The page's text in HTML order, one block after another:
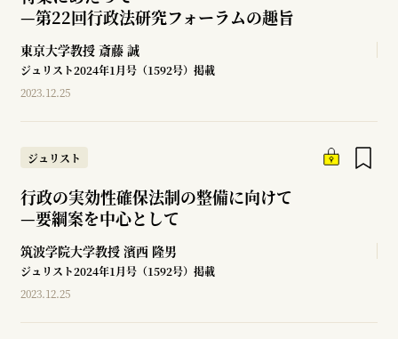
—第22回行政法研究フォーラムの趣旨
東京大学教授 斎藤 誠
ジュリスト2024年1月号（1592号）掲載
2023.12.25
ジュリスト
行政の実効性確保法制の整備に向けて
—要綱案を中心として
筑波学院大学教授 濱西 隆男
ジュリスト2024年1月号（1592号）掲載
2023.12.25